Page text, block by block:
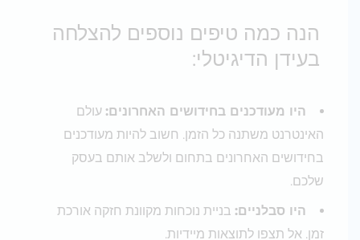
הנה כמה טיפים נוספים להצלחה
בעידן הדיגיטלי:
היו מעודכנים בחידושים האחרונים:עולם
האינטרנט משתנה כל הזמן. חשוב להיות מעודכנים
בחידושים האחרונים בתחום ולשלב אותם בעסק
שלכם.
היו סבלניים:בניית נוכחות מקוונת חזקה אורכת
זמן. אל תצפו לתוצאות מיידיות.